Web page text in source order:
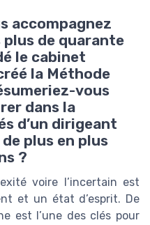
accompagnez
de quarante
le cabinet
la Méthode
vous
dans la
d’un dirigeant
plus en plus
?
voire l’incertain est
et un état d’esprit. De
est l’une des clés pour